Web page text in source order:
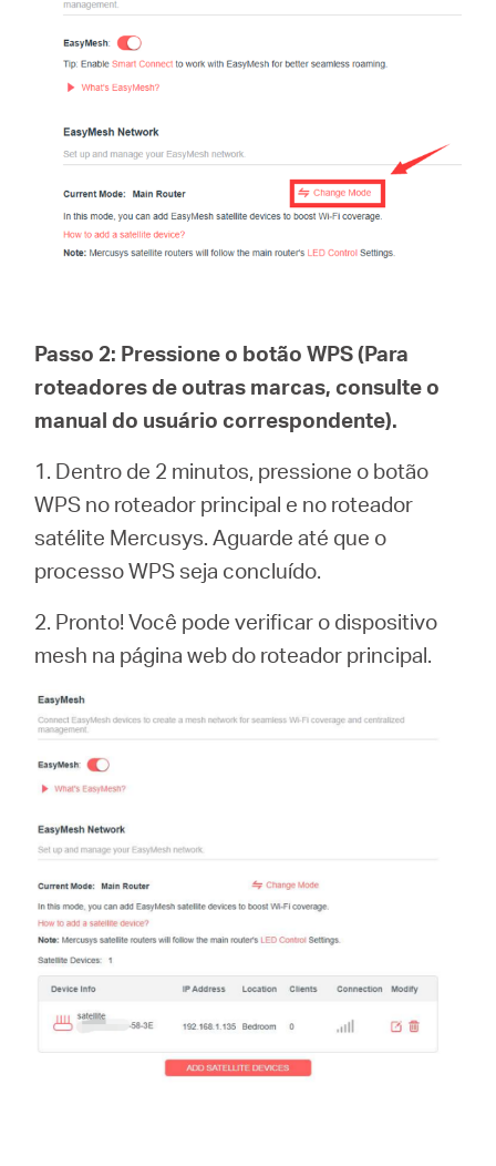
Passo 2: Pressione o botão WPS (Para
roteadores de outras marcas, consulte o
manual do usuário correspondente).
1. Dentro de 2 minutos, pressione o botão
WPS no roteador principal e no roteador
satélite Mercusys. Aguarde até que o
processo WPS seja concluído.
2. Pronto! Você pode verificar o dispositivo
mesh na página web do roteador principal.